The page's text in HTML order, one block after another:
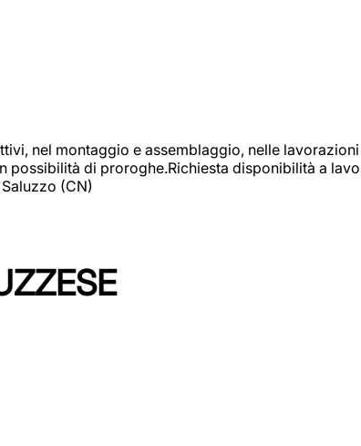
nel montaggio e assemblaggio, nelle
di proroghe.Richiesta disponibilità a
(CN)